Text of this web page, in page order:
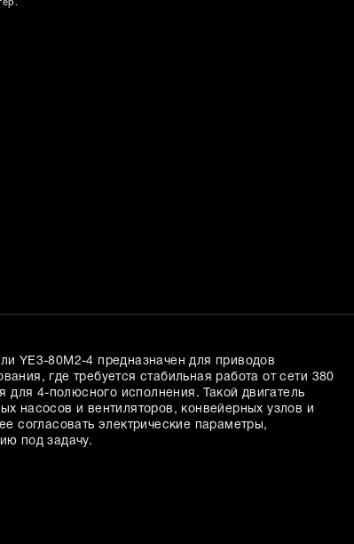
YE3-80M2-4 предназначен для приводов
где требуется стабильная работа от сети 380
для 4-полюсного исполнения. Такой двигатель
насосов и вентиляторов, конвейерных узлов и
согласовать электрические параметры,
под задачу.